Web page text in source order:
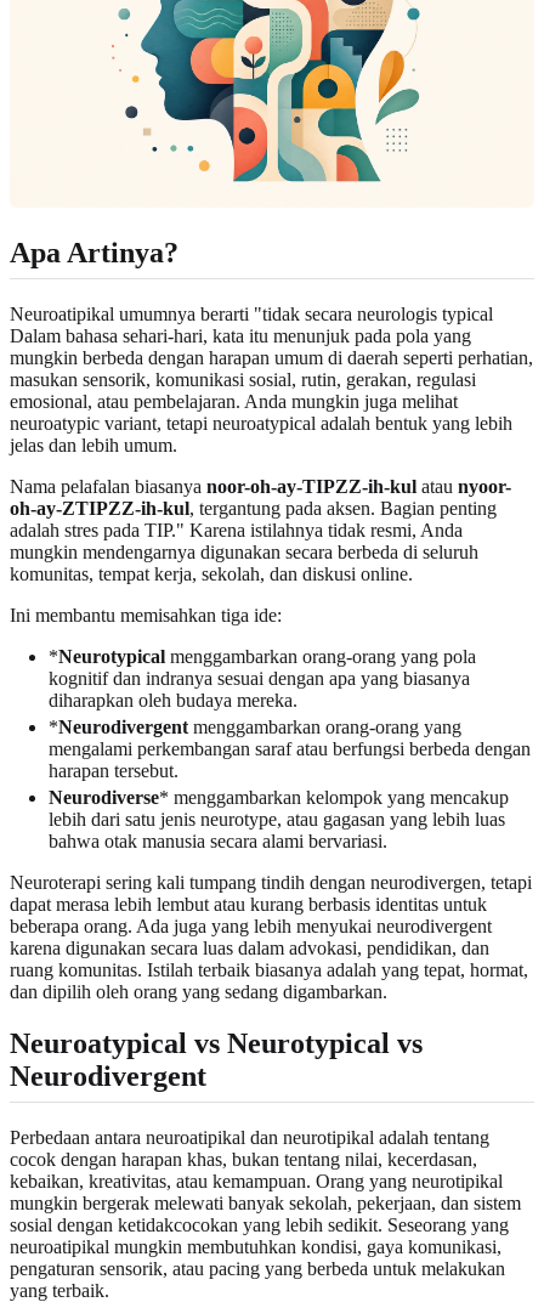
Apa Artinya?
Neuroatipikal umumnya berarti "tidak secara neurologis typical
Dalam bahasa sehari-hari, kata itu menunjuk pada pola yang
mungkin berbeda dengan harapan umum di daerah seperti perhatian,
masukan sensorik, komunikasi sosial, rutin, gerakan, regulasi
emosional, atau pembelajaran. Anda mungkin juga melihat
neuroatypic variant, tetapi neuroatypical adalah bentuk yang lebih
jelas dan lebih umum.
Nama pelafalan biasanya noor-oh-ay-TIPZZ-ih-kul atau nyoor-
oh-ay-ZTIPZZ-ih-kul, tergantung pada aksen. Bagian penting
adalah stres pada TIP." Karena istilahnya tidak resmi, Anda
mungkin mendengarnya digunakan secara berbeda di seluruh
komunitas, tempat kerja, sekolah, dan diskusi online.
Ini membantu memisahkan tiga ide:
*Neurotypical menggambarkan orang-orang yang pola
kognitif dan indranya sesuai dengan apa yang biasanya
diharapkan oleh budaya mereka.
*Neurodivergent menggambarkan orang-orang yang
mengalami perkembangan saraf atau berfungsi berbeda dengan
harapan tersebut.
Neurodiverse* menggambarkan kelompok yang mencakup
lebih dari satu jenis neurotype, atau gagasan yang lebih luas
bahwa otak manusia secara alami bervariasi.
Neuroterapi sering kali tumpang tindih dengan neurodivergen, tetapi
dapat merasa lebih lembut atau kurang berbasis identitas untuk
beberapa orang. Ada juga yang lebih menyukai neurodivergent
karena digunakan secara luas dalam advokasi, pendidikan, dan
ruang komunitas. Istilah terbaik biasanya adalah yang tepat, hormat,
dan dipilih oleh orang yang sedang digambarkan.
Neuroatypical vs Neurotypical vs
Neurodivergent
Perbedaan antara neuroatipikal dan neurotipikal adalah tentang
cocok dengan harapan khas, bukan tentang nilai, kecerdasan,
kebaikan, kreativitas, atau kemampuan. Orang yang neurotipikal
mungkin bergerak melewati banyak sekolah, pekerjaan, dan sistem
sosial dengan ketidakcocokan yang lebih sedikit. Seseorang yang
neuroatipikal mungkin membutuhkan kondisi, gaya komunikasi,
pengaturan sensorik, atau pacing yang berbeda untuk melakukan
yang terbaik.